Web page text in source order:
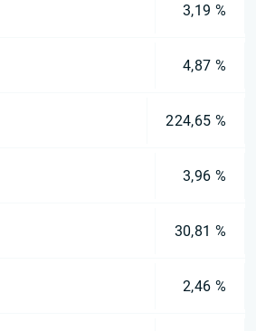
3,19 %
4,87 %
224,65 %
3,96 %
30,81 %
2,46 %